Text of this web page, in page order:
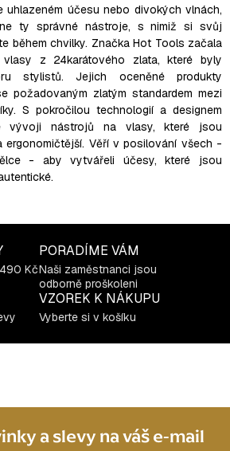
účesu nebo divokých vlnách,
ty správné nástroje, s nimiž si svůj
během chvilky. Značka Hot Tools začala
z 24karátového zlata, které byly
stylistů. Jejich oceněné produkty
zlatým standardem mezi
S pokročilou technologií a designem
vývoji nástrojů na vlasy, které jsou
ergonomičtější. Věří v posilování všech -
- aby vytvářeli účesy, které jsou
Kč
PORADÍME VÁM
Naši zaměstnanci jsou
odborně proškoleni
VZOREK K NÁKUPU
Vyberte si v košíku
a slevy na váš e-mail